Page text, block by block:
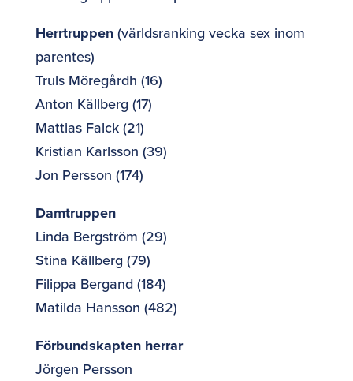
Herrtruppen(världsranking vecka sex inom
parentes)
Truls Möregårdh (16)
Anton Källberg (17)
Mattias Falck (21)
Kristian Karlsson (39)
Jon Persson (174)
Damtruppen
Linda Bergström (29)
Stina Källberg (79)
Filippa Bergand (184)
Matilda Hansson (482)
Förbundskapten herrar
Jörgen Persson